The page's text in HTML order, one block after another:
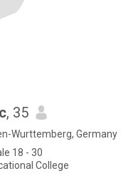
, 35
Wurttemberg, Germany
18 - 30
College